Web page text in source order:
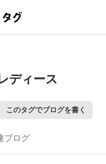
ディース
このタグでブログを書く
ブログ